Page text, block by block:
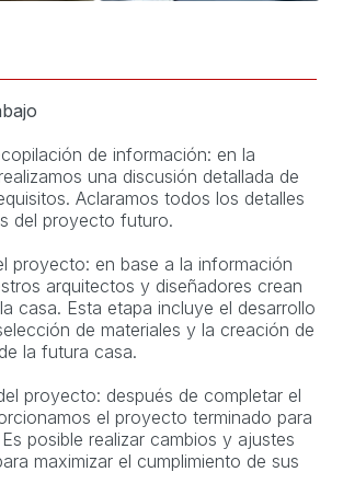
de información: en la
una discusión detallada de
Aclaramos todos los detalles
del proyecto futuro.
proyecto: en base a la información
arquitectos y diseñadores crean
casa. Esta etapa incluye el desarrollo
de materiales y la creación de
la futura casa.
proyecto: después de completar el
el proyecto terminado para
posible realizar cambios y ajustes
maximizar el cumplimiento de sus